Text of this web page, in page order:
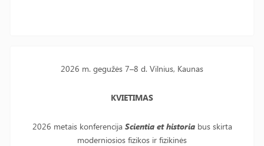
2026 m. gegužės 7–8 d. Vilnius, Kaunas
KVIETIMAS
2026 metais konferencija Scientia et historiabus skirta
moderniosios fizikos ir fizikinės